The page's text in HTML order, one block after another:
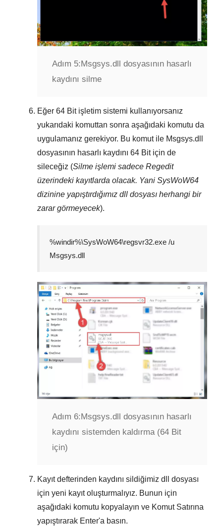
Adım 5:Msgsys.dll dosyasının hasarlı
kaydını silme
Eğer 64 Bitişletim sistemi kullanıyorsanız
yukarıdaki komuttan sonra aşağıdaki komutu da
uygulamanız gerekiyor. Bu komut ile Msgsys.dll
dosyasının hasarlı kaydını 64 Bitiçin de
sileceğiz (Silme işlemi sadece Regedit
üzerindeki kayıtlarda olacak. Yani SysWoW64
dizinine yapıştırdığımız dll dosyası herhangi bir
zarar görmeyecek).
%windir%\SysWoW64\regsvr32.exe /u
Msgsys.dll
Adım 6:Msgsys.dll dosyasının hasarlı
kaydını sistemden kaldırma (64 Bit
için)
Kayıt defterinden kaydını sildiğimiz dll dosyası
için yeni kayıt oluşturmalıyız. Bunun için
aşağıdaki komutu kopyalayın ve Komut Satırına
yapıştırarak Enter'a basın.